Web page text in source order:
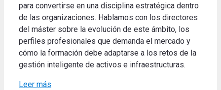
para convertirse en una disciplina estratégica dentro
de las organizaciones. Hablamos con los directores
del máster sobre la evolución de este ámbito, los
perfiles profesionales que demanda el mercado y
cómo la formación debe adaptarse a los retos de la
gestión inteligente de activos e infraestructuras.
Leer más